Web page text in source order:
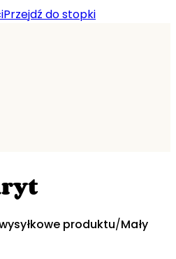
Przejdź do stopki
produktu/Mały